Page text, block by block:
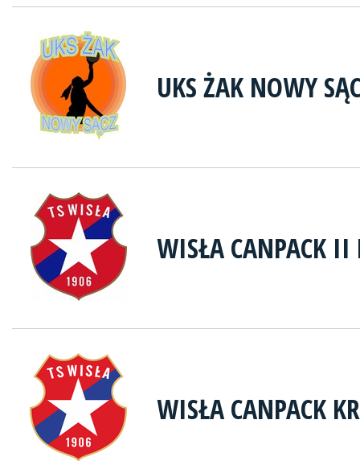
UKS ŻAK NOWY
WISŁA CANPACK II
WISŁA CANPACK